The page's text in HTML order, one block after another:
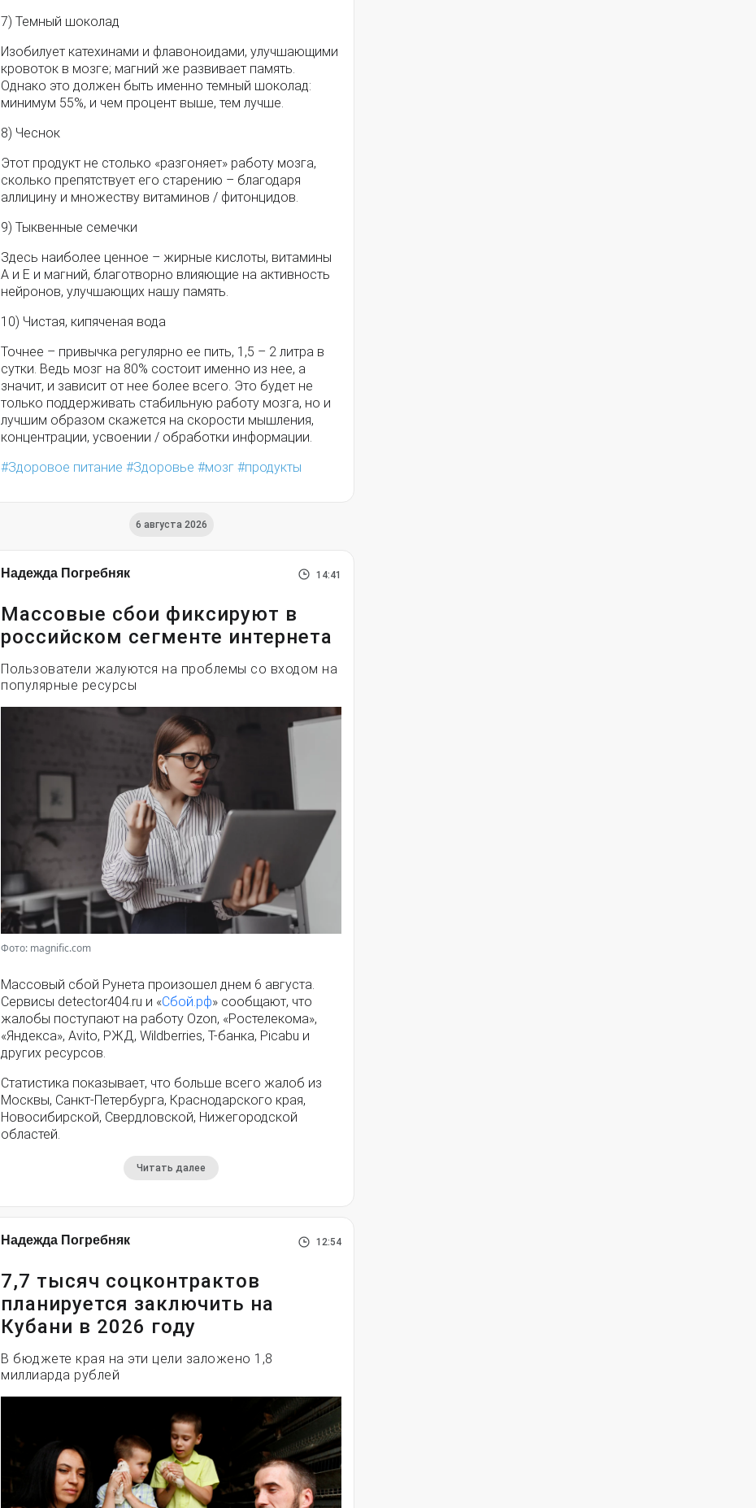
7) Темный шоколад
Изобилует катехинами и флавоноидами, улучшающими
кровоток в мозге; магний же развивает память.
Однако это должен быть именно темный шоколад:
минимум 55%, и чем процент выше, тем лучше.
8) Чеснок
Этот продукт не столько «разгоняет» работу мозга,
сколько препятствует его старению – благодаря
аллицину и множеству витаминов / фитонцидов.
9) Тыквенные семечки
Здесь наиболее ценное – жирные кислоты, витамины
А и Е и магний, благотворно влияющие на активность
нейронов, улучшающих нашу память.
10) Чистая, кипяченая вода
Точнее – привычка регулярно ее пить, 1,5 – 2 литра в
сутки. Ведь мозг на 80% состоит именно из нее, а
значит, и зависит от нее более всего. Это будет не
только поддерживать стабильную работу мозга, но и
лучшим образом скажется на скорости мышления,
концентрации, усвоении / обработки информации.
Здоровое питание
Здоровье мозг продукты
6 августа 2026
Надежда Погребняк 14:41
Массовые сбои фиксируют в
российском сегменте интернета
Пользователи жалуются на проблемы со входом на
популярные ресурсы
Фото: magnific.com
Массовый сбой Рунета произошел днем 6 августа.
Сервисы detector404.ru и «Сбой.рф» сообщают, что
жалобы поступают на работу Ozon, «Ростелекома»,
«Яндекса», Avito, РЖД, Wildberries, Т-банка, Picabu и
других ресурсов.
Статистика показывает, что больше всего жалоб из
Москвы, Санкт-Петербурга, Краснодарского края,
Новосибирской, Свердловской, Нижегородской
областей.
Читать далее
Надежда Погребняк 12:54
7,7 тысяч соцконтрактов
планируется заключить на
Кубани в 2026 году
В бюджете края на эти цели заложено 1,8
миллиарда рублей